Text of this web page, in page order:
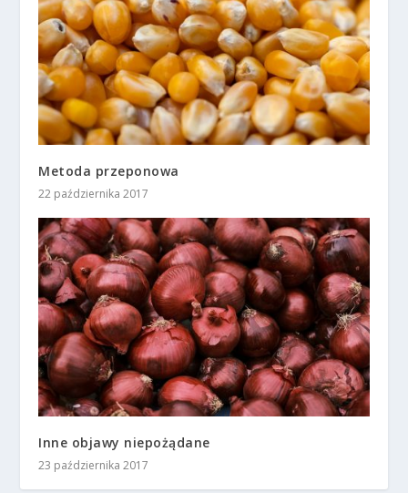
Metoda przeponowa
22 października 2017
Inne objawy niepożądane
23 października 2017